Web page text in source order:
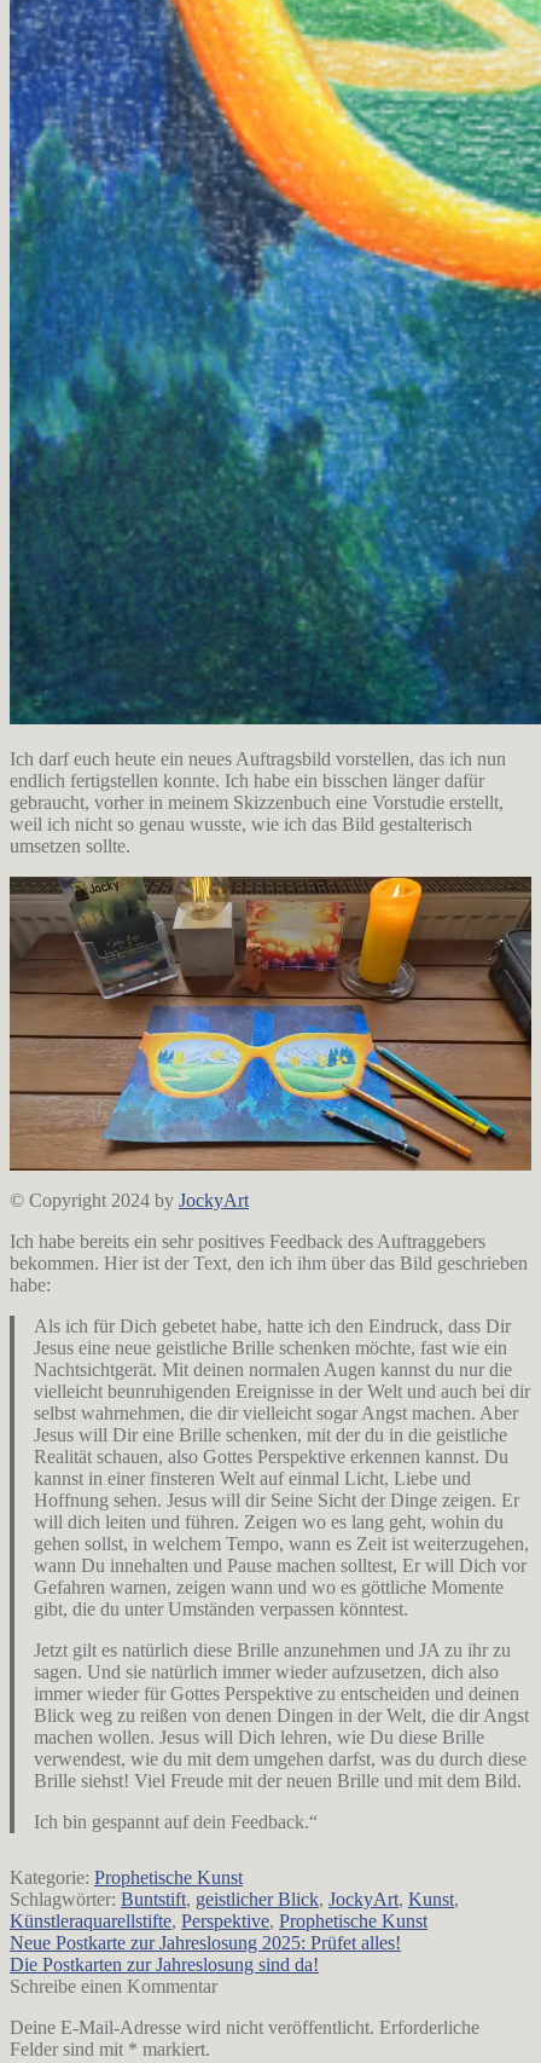
Ich darf euch heute ein neues Auftragsbild vorstellen, das ich nun
endlich fertigstellen konnte. Ich habe ein bisschen länger dafür
gebraucht, vorher in meinem Skizzenbuch eine Vorstudie erstellt,
weil ich nicht so genau wusste, wie ich das Bild gestalterisch
umsetzen sollte.
© Copyright 2024 by JockyArt
Ich habe bereits ein sehr positives Feedback des Auftraggebers
bekommen. Hier ist der Text, den ich ihm über das Bild geschrieben
habe:
Als ich für Dich gebetet habe, hatte ich den Eindruck, dass Dir
Jesus eine neue geistliche Brille schenken möchte, fast wie ein
Nachtsichtgerät. Mit deinen normalen Augen kannst du nur die
vielleicht beunruhigenden Ereignisse in der Welt und auch bei dir
selbst wahrnehmen, die dir vielleicht sogar Angst machen. Aber
Jesus will Dir eine Brille schenken, mit der du in die geistliche
Realität schauen, also Gottes Perspektive erkennen kannst. Du
kannst in einer finsteren Welt auf einmal Licht, Liebe und
Hoffnung sehen. Jesus will dir Seine Sicht der Dinge zeigen. Er
will dich leiten und führen. Zeigen wo es lang geht, wohin du
gehen sollst, in welchem Tempo, wann es Zeit ist weiterzugehen,
wann Du innehalten und Pause machen solltest, Er will Dich vor
Gefahren warnen, zeigen wann und wo es göttliche Momente
gibt, die du unter Umständen verpassen könntest.
Jetzt gilt es natürlich diese Brille anzunehmen und JA zu ihr zu
sagen. Und sie natürlich immer wieder aufzusetzen, dich also
immer wieder für Gottes Perspektive zu entscheiden und deinen
Blick weg zu reißen von denen Dingen in der Welt, die dir Angst
machen wollen. Jesus will Dich lehren, wie Du diese Brille
verwendest, wie du mit dem umgehen darfst, was du durch diese
Brille siehst! Viel Freude mit der neuen Brille und mit dem Bild.
Ich bin gespannt auf dein Feedback.“
Kategorie: Prophetische Kunst
Schlagwörter: Buntstift, geistlicher Blick, JockyArt, Kunst,
Künstleraquarellstifte, Perspektive, Prophetische Kunst
Beitrags-
Navigation
Vorheriger
Beitrag:
Neue Postkarte zur Jahreslosung 2025: Prüfet alles!
Nächster
Beitrag:
Die Postkarten zur Jahreslosung sind da!
Schreibe einen Kommentar
Deine E-Mail-Adresse wird nicht veröffentlicht. Erforderliche
Felder sind mit * markiert.